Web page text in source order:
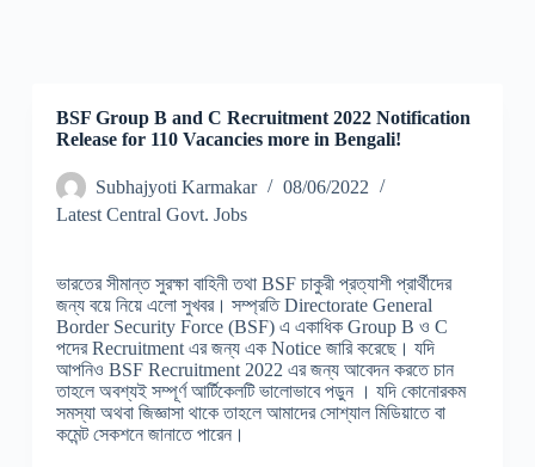
BSF Group B and C Recruitment 2022 Notification
Release for 110 Vacancies more in Bengali!
Subhajyoti Karmakar
08/06/2022
Latest Central Govt. Jobs
ভারতের সীমান্ত সুরক্ষা বাহিনী তথা BSF চাকুরী প্রত্যাশী প্রার্থীদের
জন্য বয়ে নিয়ে এলো সুখবর। সম্প্রতি Directorate General
Border Security Force (BSF) এ একাধিক Group B ও C
পদের Recruitment এর জন্য এক Notice জারি করেছে। যদি
আপনিও BSF Recruitment 2022 এর জন্য আবেদন করতে চান
তাহলে অবশ্যই সম্পূর্ণ আর্টিকেলটি ভালোভাবে পড়ুন । যদি কোনোরকম
সমস্যা অথবা জিজ্ঞাসা থাকে তাহলে আমাদের সোশ্যাল মিডিয়াতে বা
কমেন্ট সেকশনে জানাতে পারেন।